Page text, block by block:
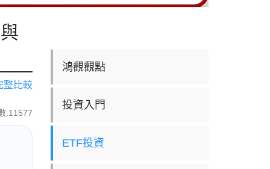
整比較
:11577
鴻觀觀點
投資入門
ETF投資